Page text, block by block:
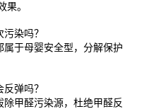
果。
染吗？
于母婴安全型，分解保护
弹吗？
甲醛污染源，杜绝甲醛反